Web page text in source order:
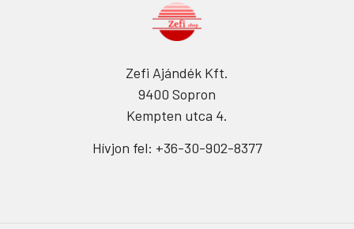
Zefi Ajándék Kft.
9400 Sopron
Kempten utca 4.
Hívjon fel: +36-30-902-8377